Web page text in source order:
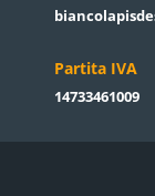
Partita IVA
14733461009